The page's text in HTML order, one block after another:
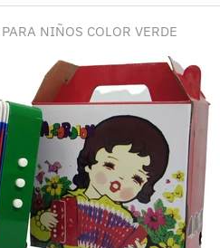
NIÑOS COLOR VERDE